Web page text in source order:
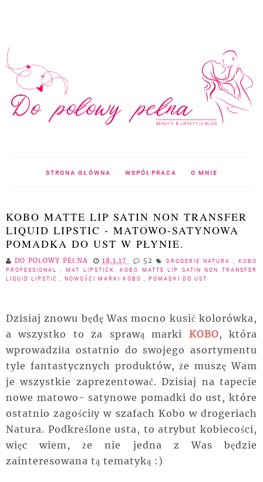
STRONA GŁÓWNA WSPÓŁPRACA O MNIE
KOBO MATTE LIP SATIN NON TRANSFER
LIQUID LIPSTIC - MATOWO-SATYNOWA
POMADKA DO UST W PŁYNIE.
DO POŁOWY PEŁNA 18.1.17 52 DROGERIE NATURA
KOBO
PROFESSIONAL
MAT LIPSTICK. KOBO MATTE LIP SATIN NON TRANSFER
LIQUID LIPSTIC
NOWOŚCI MARKI KOBO POMADKI DO UST
Dzisiaj znowu będę Was mocno kusić kolorówka,
a wszystko to za sprawą marki KOBO, która
wprowadziła ostatnio do swojego asortymentu
tyle fantastycznych produktów, że muszę Wam
je wszystkie zaprezentować. Dzisiaj na tapecie
nowe matowo- satynowe pomadki do ust, które
ostatnio zagościły w szafach Kobo w drogeriach
Natura. Podkreślone usta, to atrybut kobiecości,
więc wiem, że nie jedna z Was będzie
zainteresowana tą tematyką :)